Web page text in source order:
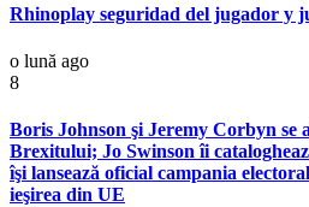
Rhinoplay seguridad del jugador y
o lună ago
8
Boris Johnson şi Jeremy Corbyn se
Brexitului; Jo Swinson îi
îşi lansează oficial campania
ieşirea din UE